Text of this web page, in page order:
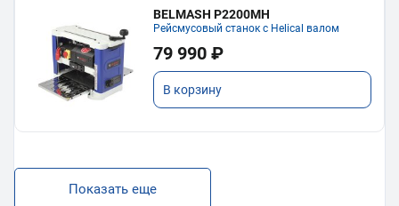
BELMASH P2200MH
Рейсмусовый станок с Helical валом
79 990 ₽
В корзину
Показать еще